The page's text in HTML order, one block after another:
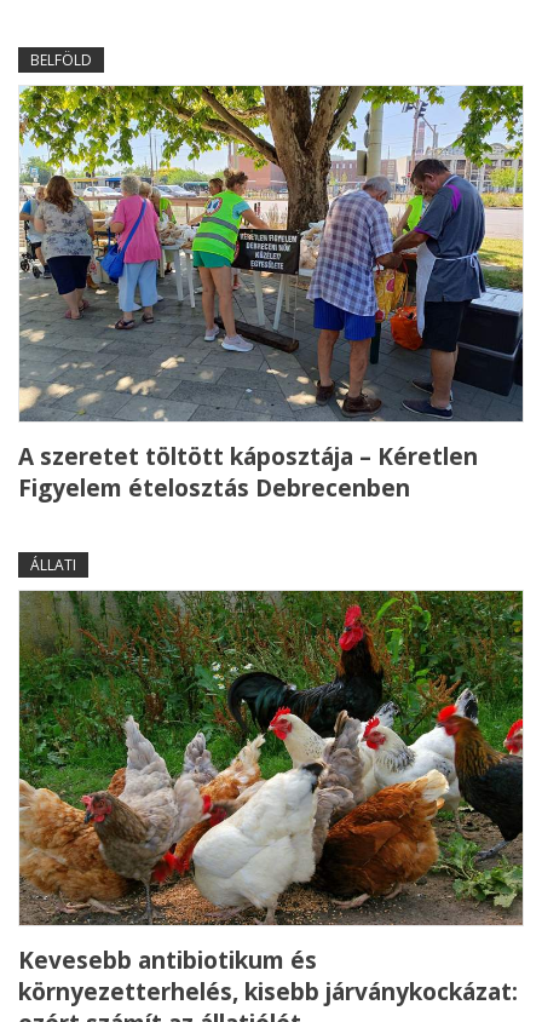
BELFÖLD
A szeretet töltött káposztája – Kéretlen
Figyelem ételosztás Debrecenben
ÁLLATI
Kevesebb antibiotikum és
környezetterhelés, kisebb járványkockázat: